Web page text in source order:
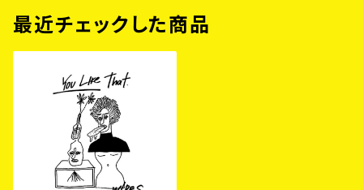
最近チェックした商品